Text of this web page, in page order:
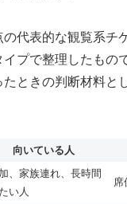
代表的な観覧系チ
プで整理したもの
ときの判断材料と
向いている人
、家族連れ、長時間
い人